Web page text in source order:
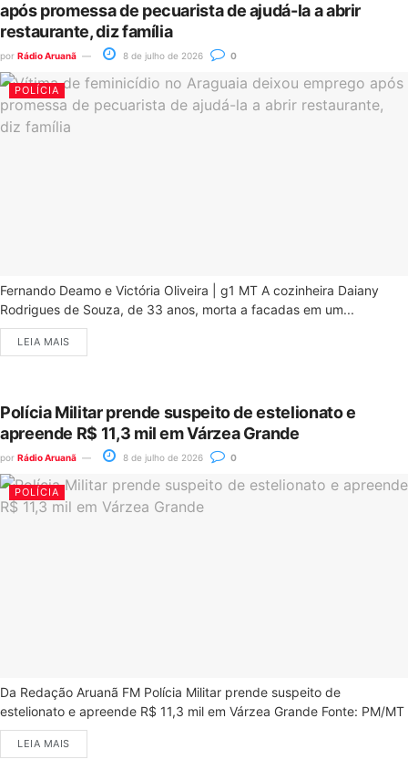
após promessa de pecuarista de ajudá-la a abrir
restaurante, diz família
por Rádio Aruanã 8 de julho de 2026 0
POLÍCIA
Fernando Deamo e Victória Oliveira | g1 MT A cozinheira Daiany
Rodrigues de Souza, de 33 anos, morta a facadas em um...
LEIA MAIS
Polícia Militar prende suspeito de estelionato e
apreende R$ 11,3 mil em Várzea Grande
por Rádio Aruanã 8 de julho de 2026 0
POLÍCIA
Da Redação Aruanã FM Polícia Militar prende suspeito de
estelionato e apreende R$ 11,3 mil em Várzea Grande Fonte: PM/MT
LEIA MAIS